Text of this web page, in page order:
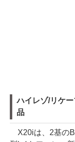
ハイレゾ/リケ
品
X20iは、2基の